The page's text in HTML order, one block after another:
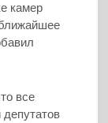
камер
все